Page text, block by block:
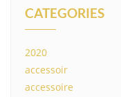
CATEGORIES
2020
accessoir
accessoire